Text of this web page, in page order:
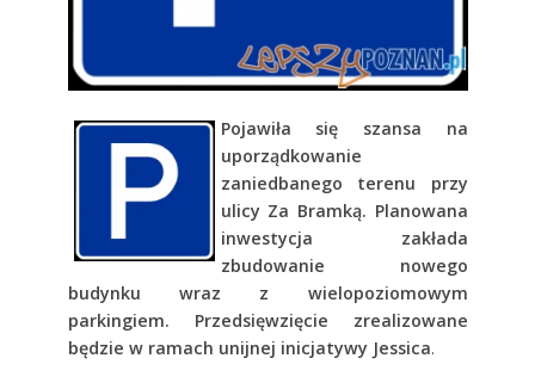
Pojawiła się szansa na
uporządkowanie
zaniedbanego terenu przy
ulicy Za Bramką. Planowana
inwestycja zakłada
zbudowanie nowego
budynku wraz z wielopoziomowym
parkingiem. Przedsięwzięcie zrealizowane
będzie w ramach unijnej inicjatywy Jessica.